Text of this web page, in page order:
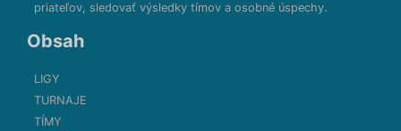
priateľov, sledovať výsledky tímov a osobné úspechy.
Obsah
LIGY
TURNAJE
TÍMY